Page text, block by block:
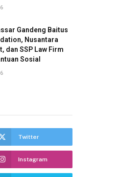
Gandeng Baitus
Nusantara
dan SSP Law Firm
Sosial
Twitter
Instagram